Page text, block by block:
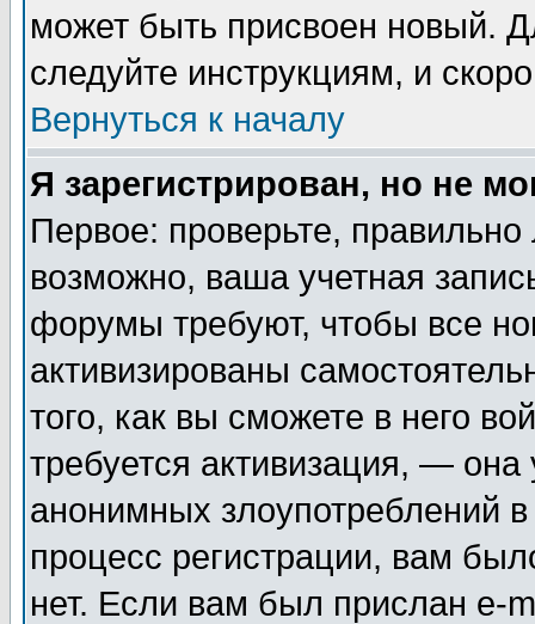
может быть присвоен новый.
следуйте инструкциям, и
Вернуться к началу
Я зарегистрирован, но не
Первое: проверьте,
возможно, ваша учетная
форумы требуют, чтобы все
активизированы
того, как вы сможете в него
требуется активизация, —
анонимных злоупотреблений
процесс регистрации, вам
нет. Если вам был прислан e-